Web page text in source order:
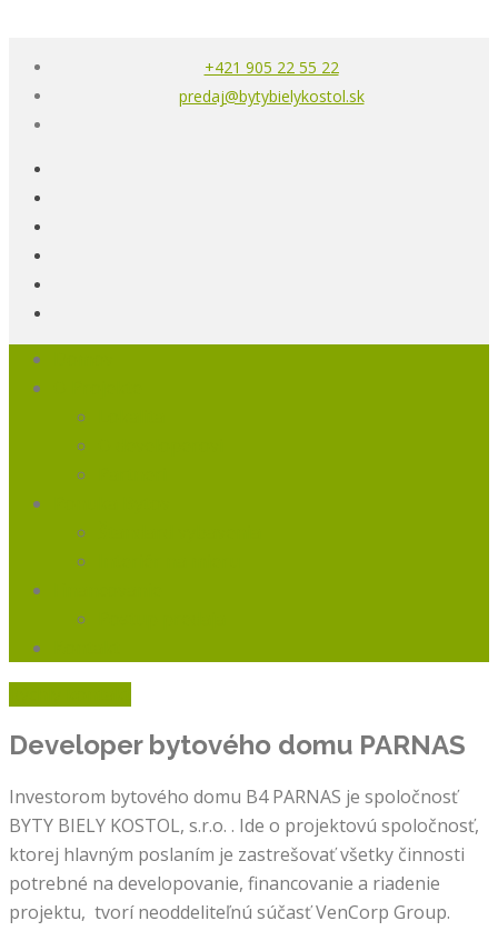
+421 905 22 55 22
predaj@bytybielykostol.sk
Developer bytového domu PARNAS
Investorom bytového domu B4 PARNAS je spoločnosť
BYTY BIELY KOSTOL, s.r.o. . Ide o projektovú spoločnosť,
ktorej hlavným poslaním je zastrešovať všetky činnosti
potrebné na developovanie, financovanie a riadenie
projektu, tvorí neoddeliteľnú súčasť VenCorp Group.